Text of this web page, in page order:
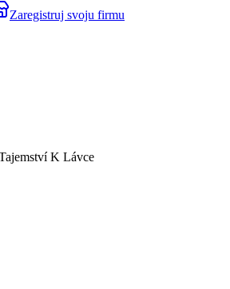
Zaregistruj svoju firmu
K Lávce